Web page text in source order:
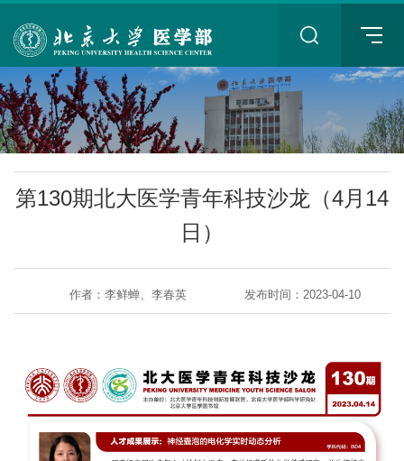
+
+
+
第130期北大医学青年科技沙龙（4月14
日）
作者：李鲜蝉、李春英 发布时间：2023-04-10